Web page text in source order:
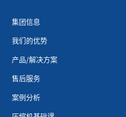
集团信息
我们的优势
产品/解决方案
售后服务
案例分析